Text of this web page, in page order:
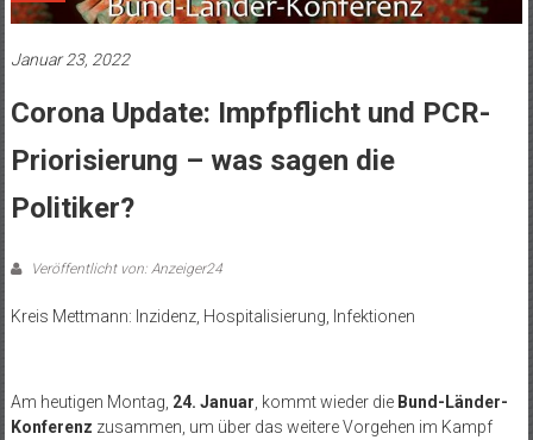
Januar 23, 2022
Corona Update: Impfpflicht und PCR-
Priorisierung – was sagen die
Politiker?
Veröffentlicht von: Anzeiger24
Kreis Mettmann: Inzidenz, Hospitalisierung, Infektionen
Am heutigen Montag, 24. Januar , kommt wieder die Bund-Länder-
Konferenz zusammen, um über das weitere Vorgehen im Kampf